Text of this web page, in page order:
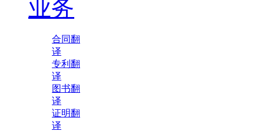
业务
合同翻
译
专利翻
译
图书翻
译
证明翻
译